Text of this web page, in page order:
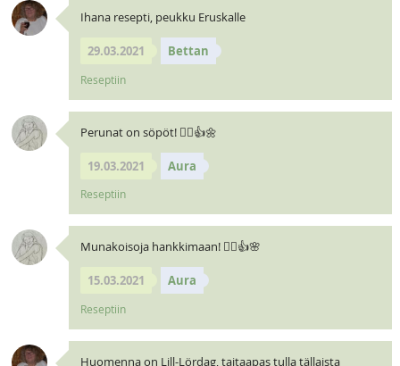
Ihana resepti, peukku Eruskalle
29.03.2021 Bettan
Reseptiin
Perunat on söpöt! 🧝‍♀️👍🌼
19.03.2021 Aura
Reseptiin
Munakoisoja hankkimaan! 🧝‍♀️👍🌸
15.03.2021 Aura
Reseptiin
Huomenna on Lill-Lördag, taitaapas tulla tällaista